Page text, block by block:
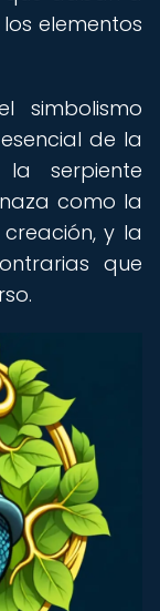
elementos
simbolismo
de la
la serpiente
como la
y la
que